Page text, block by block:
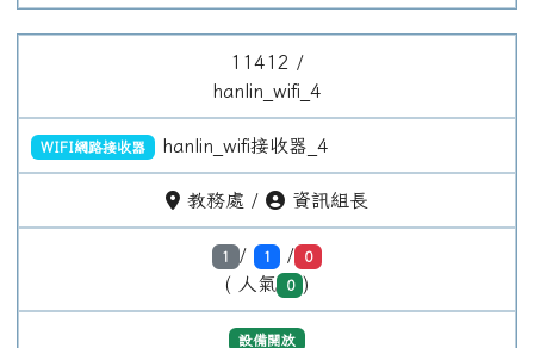
可借
11412 /
hanlin_wifi_5
WIFI網路接收器 hanlin_wifi接收器_5
教務處 / 資訊組長
1 / 1 / 0
( 人氣 0 )